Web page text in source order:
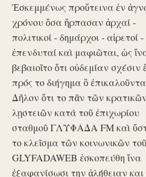
Ἐσκεμμένως προὔτεινα ἐν
χρόνου ὅσα ἥρπασαν ἀρχαί -
πολιτικοί - δημάρχοι - αἱρετοί -
ἐπενδυταί καὶ μαφιῶται, ὡς
βεβαιοῖτο ὅτι οὐδεμίαν σχέσιν
πρός το διήγημα ὃ
Δῆλον ὅτι το πᾶν τῶν κρατικῶν
λῃστειῶν κατὰ τοῦ ἐπιχωρίου
σταθμοῦ ΓΛΥΦΑΔΑ FM καὶ
το κλεῖσμα τῶν κοινωνικῶν τοῦ
GLYFADAWEB ἐσκοπεύθη ἵνα
ἐξαφανίσωσι την ἀλήθειαν